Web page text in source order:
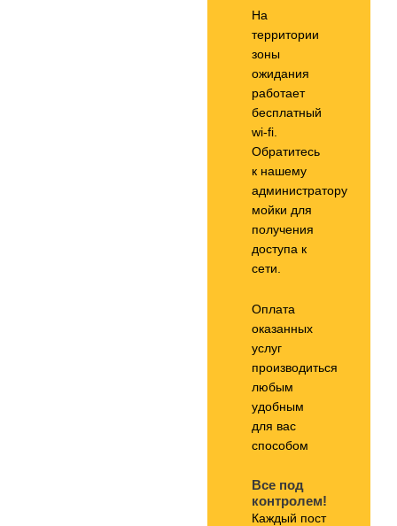
На
территории
зоны
ожидания
работает
бесплатный
wi-fi.
Обратитесь
к нашему
администратору
мойки для
получения
доступа к
сети.
Оплата
оказанных
услуг
производиться
любым
удобным
для вас
способом
Все под
контролем!
Каждый пост